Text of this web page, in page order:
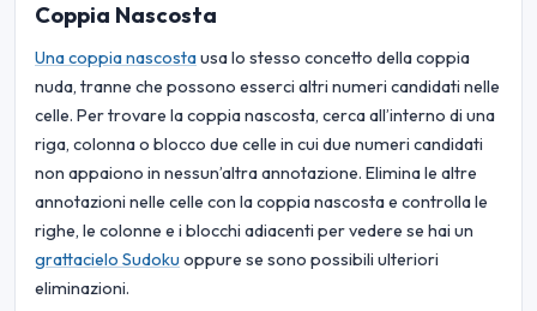
Coppia Nascosta
Una coppia nascostausa lo stesso concetto della coppia
nuda, tranne che possono esserci altri numeri candidati nelle
celle. Per trovare la coppia nascosta, cerca all’interno di una
riga, colonna o blocco due celle in cui due numeri candidati
non appaiono in nessun’altra annotazione. Elimina le altre
annotazioni nelle celle con la coppia nascosta e controlla le
righe, le colonne e i blocchi adiacenti per vedere se hai un
grattacielo Sudoku oppure se sono possibili ulteriori
eliminazioni.